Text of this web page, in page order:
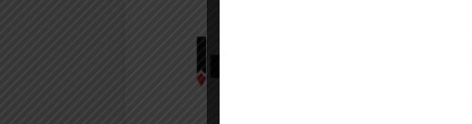
Badan Otonom Pers
mahasiswa yang berdiri di
mahasiswa Universitas